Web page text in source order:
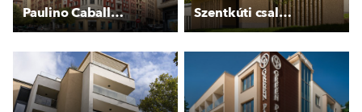
Paulino Caballero 47 Szentkúti családi apartmanok